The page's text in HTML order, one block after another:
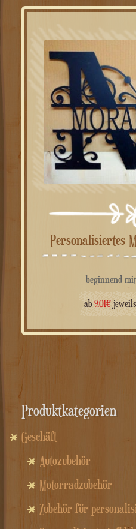
Personalisiertes
beginnend mit
ab 9.01€
Produktkategorien
Geschäft
Autozubehör
Motorradzubehör
Zubehör für